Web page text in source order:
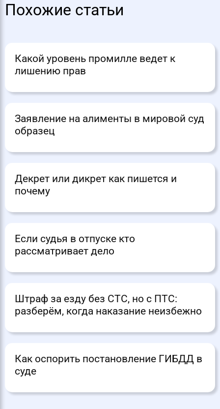
Похожие статьи
Какой уровень промилле ведет к
лишению прав
Заявление на алименты в мировой суд
образец
Декрет или дикрет как пишется и
почему
Если судья в отпуске кто
рассматривает дело
Штраф за езду без СТС, но с ПТС:
разберём, когда наказание неизбежно
Как оспорить постановление ГИБДД в
суде